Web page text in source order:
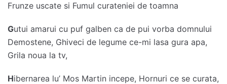
Frunze uscate si Fumul curateniei de toamna
Gutui amarui cu puf galben ca de pui vorba domnului
Demostene, Ghiveci de legume ce-mi lasa gura apa,
Grila noua la tv,
Hibernarea lu’ Mos Martin incepe, Hornuri ce se curata,